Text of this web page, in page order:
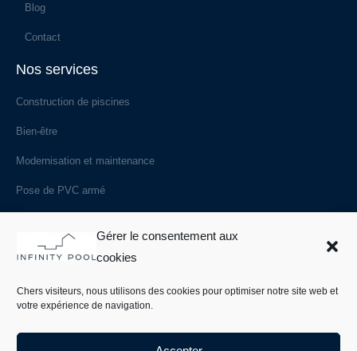
Gérer le consentement aux
cookies
Chers visiteurs, nous utilisons des cookies pour optimiser notre site web et
votre expérience de navigation.
Blog
Contact
Nos services
Construction de piscines
Bien-être
Modernisation et maintenance
Pose de PVC armé
Les styles de piscines
Les systèmes de filtration